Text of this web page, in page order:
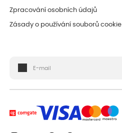
Zpracování osobních údajů
Zásady o používání souborů cookie